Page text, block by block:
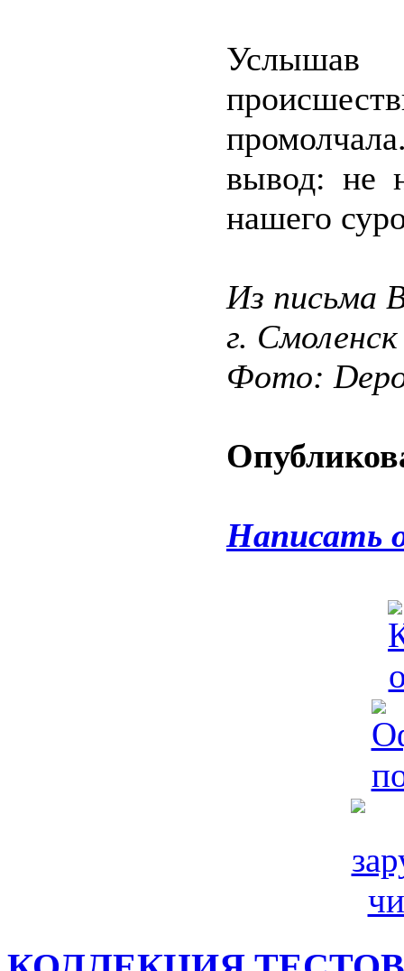
Услышав
вывод: не
нашего
Из письма
г. Смоленск
Фото:
Написать